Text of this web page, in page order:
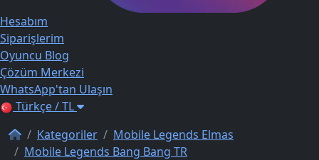
Hesabım
Siparişlerim
Oyuncu Blog
Çözüm Merkezi
WhatsApp'tan Ulaşın
Türkçe / TL
Kategoriler
Mobile Legends Elmas
Mobile Legends Bang Bang TR